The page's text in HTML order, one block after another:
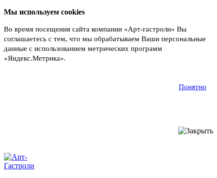
Мы используем cookies
Во время посещения сайта компании «Арт-гастроли» Вы
соглашаетесь с тем, что мы обрабатываем Ваши персональные
данные с использованием метрических программ
«Яндекс.Метрика».
Понятно